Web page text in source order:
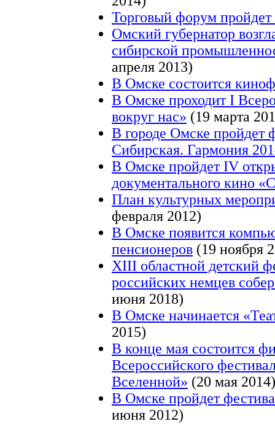
Торговый форум
Омский губернатор
сибирской
апреля 2013)
В Омске состоится
В Омске проходит I
вокруг нас» (19 марта
В городе Омске пройдет
Сибирская. Гармония
В Омске пройдет IV
документального кино
План культурных
февраля 2012)
В Омске появится
пенсионеров (19 ноября
XIII областной детский
российских немцев
июня 2018)
В Омске начинается
2015)
В конце мая состоится
Всероссийского
Вселенной» (20 мая 2014)
В Омске пройдет
июня 2012)